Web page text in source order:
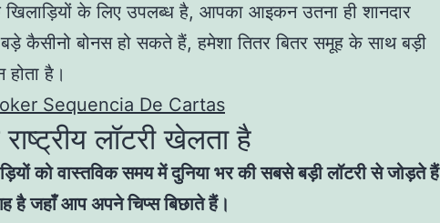
के लिए उपलब्ध है, आपका आइकन उतना ही शानदार
कैसीनो बोनस हो सकते हैं, हमेशा तितर बितर समूह के साथ बड़ी
है।
Sequencia De Cartas
लॉटरी खेलता है
को वास्तविक समय में दुनिया भर की सबसे बड़ी लॉटरी से जोड़ते हैं
है जहाँ आप अपने चिप्स बिछाते हैं।